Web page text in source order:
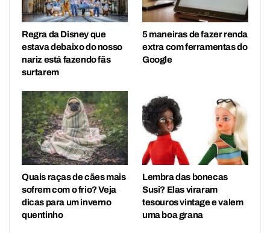
Regra da Disney que
estava debaixo do nosso
nariz está fazendo fãs
surtarem
5 maneiras de fazer renda
extra com ferramentas do
Google
Quais raças de cães mais
sofrem com o frio? Veja
dicas para um inverno
quentinho
Lembra das bonecas
Susi? Elas viraram
tesouros vintage e valem
uma boa grana